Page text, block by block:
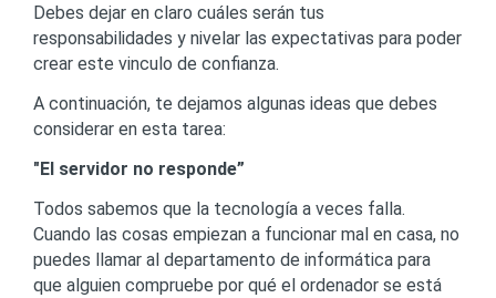
Debes dejar en claro cuáles serán tus
responsabilidades y nivelar las expectativas para poder
crear este vinculo de confianza.
A continuación, te dejamos algunas ideas que debes
considerar en esta tarea:
"El servidor no responde”
Todos sabemos que la tecnología a veces falla.
Cuando las cosas empiezan a funcionar mal en casa, no
puedes llamar al departamento de informática para
que alguien compruebe por qué el ordenador se está